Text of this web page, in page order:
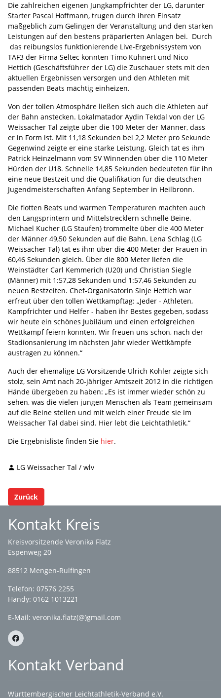
Die zahlreichen eigenen Jungkampfrichter der LG, darunter
Starter Pascal Hoffmann, trugen durch ihren Einsatz
maßgeblich zum Gelingen der Veranstaltung und den starken
Leistungen auf den bestens präparierten Anlagen bei. Durch
das reibungslos funktionierende Live-Ergebnissystem von
TAF3 der Firma Seltec konnten Timo Kühnert und Nico
Hettich (Geschäftsführer der LG) die Zuschauer stets mit den
aktuellen Ergebnissen versorgen und den Athleten mit
passenden Beats mächtig einheizen.
Von der tollen Atmosphäre ließen sich auch die Athleten auf
der Bahn anstecken. Lokalmatador Aydin Tekdal von der LG
Weissacher Tal zeigte über die 100 Meter der Männer, dass
er in Form ist. Mit 11,18 Sekunden bei 2,2 Meter pro Sekunde
Gegenwind zeigte er eine starke Leistung. Gleich tat es ihm
Patrick Heinzelmann vom SV Winnenden über die 110 Meter
Hürden der U18. Schnelle 14,85 Sekunden bedeuteten für ihn
eine neue Bestzeit und die Qualifikation für die deutschen
Jugendmeisterschaften Anfang September in Heilbronn.
Die flotten Beats und warmen Temperaturen machten auch
den Langsprintern und Mittelstrecklern schnelle Beine.
Michael Kucher (LG Staufen) trommelte über die 400 Meter
der Männer 49,50 Sekunden auf die Bahn. Lena Schlag (LG
Weissacher Tal) tat es ihm über die 400 Meter der Frauen in
60,46 Sekunden gleich. Über die 800 Meter liefen die
Weinstädter Carl Kemmerich (U20) und Christian Siegle
(Männer) mit 1:57,28 Sekunden und 1:57,46 Sekunden zu
neuen Bestzeiten. Chef-Organisatorin Sinje Hettich war
erfreut über den tollen Wettkampftag: „Jeder - Athleten,
Kampfrichter und Helfer - haben ihr Bestes gegeben, sodass
wir heute ein schönes Jubiläum und einen erfolgreichen
Wettkampf feiern konnten. Wir freuen uns schon, nach der
Stadionsanierung im nächsten Jahr wieder Wettkämpfe
austragen zu können.“
Auch der ehemalige LG Vorsitzende Ulrich Kohler zeigte sich
stolz, sein Amt nach 20-jähriger Amtszeit 2012 in die richtigen
Hände übergeben zu haben: „Es ist immer wieder schön zu
sehen, was die vielen jungen Menschen als Team gemeinsam
auf die Beine stellen und mit welch einer Freude sie im
Weissacher Tal dabei sind. Hier lebt die Leichtathletik.“
Die Ergebnisliste finden Sie hier.
LG Weissacher Tal / wlv
Zurück
Kontakt Kreis
Kreisvorsitzende Veronika Flatz
Espenweg 20
88512 Mengen-Rulfingen
Telefon: 07576 2255
Handy: 0162 1013221
E-Mail: veronika.flatz(@)gmail.com
Kontakt Verband
Württembergischer Leichtathletik-Verband e.V.